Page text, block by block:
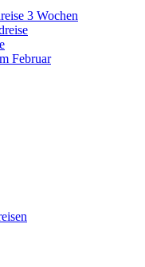
3 Wochen
Februar